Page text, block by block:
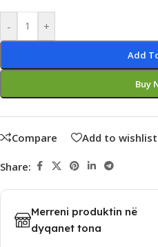
- +
Add
Buy
Alternative:
Compare Add to wishlist
Share:
Merreni produktin në
dyqanet tona